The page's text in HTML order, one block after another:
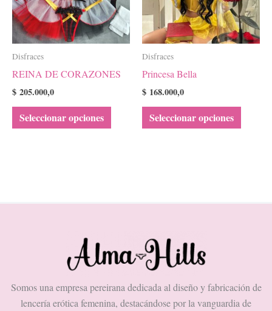
Disfraces
REINA DE CORAZONES
$ 205.000,0
Seleccionar opciones
Las
opciones
se
elegir
la
Disfraces
Princesa Bella
$ 168.000,0
Seleccionar opciones
Las
se
la
Somos una empresa pereirana dedicada al diseño y fabricación de
lencería erótica femenina, destacándose por la vanguardia de